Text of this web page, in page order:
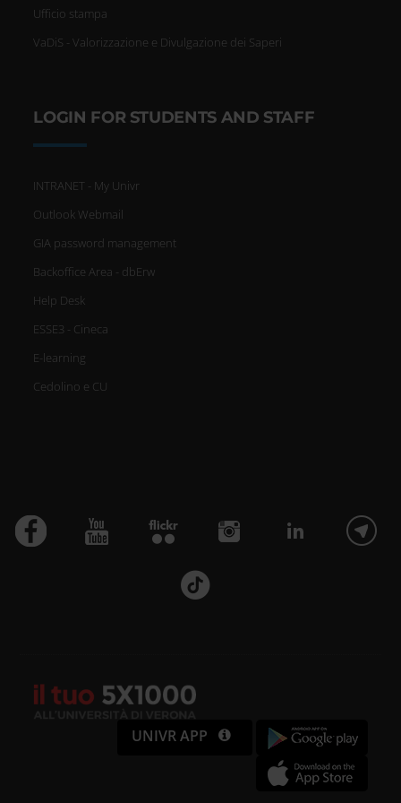
Ufficio stampa
VaDiS - Valorizzazione e Divulgazione dei Saperi
LOGIN FOR STUDENTS AND STAFF
INTRANET - My Univr
Outlook Webmail
GIA password management
Backoffice Area - dbErw
Help Desk
ESSE3 - Cineca
E-learning
Cedolino e CU
UNIVR APP